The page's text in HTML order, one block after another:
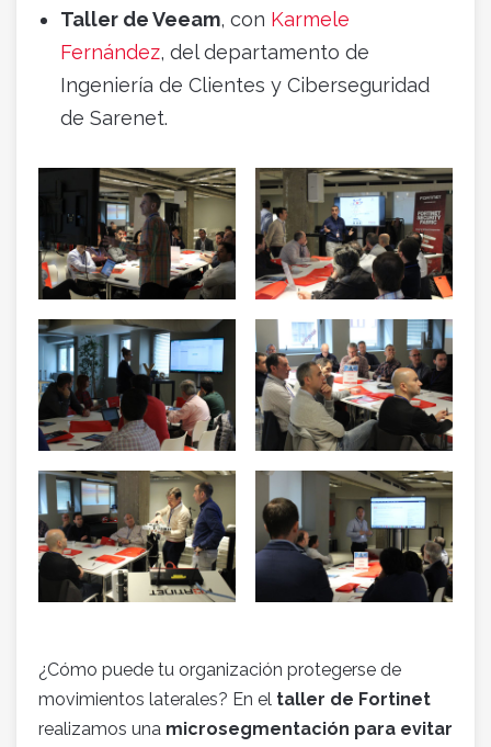
Taller de Veeam, con Karmele
Fernández, del departamento de
Ingeniería de Clientes y Ciberseguridad
de Sarenet.
¿Cómo puede tu organización protegerse de
movimientos laterales? En el taller de Fortinet
realizamos una microsegmentación para evitar